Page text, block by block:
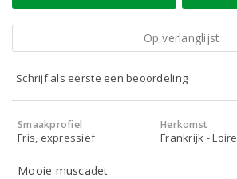
Op verlanglijst
Schrijf als eerste een beoordeling
Smaakprofiel
Fris, expressief
Herkomst
Frankrijk - Loire
Mooie muscadet